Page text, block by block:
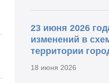
23 июня 2026
изменений в
территории
18 июня 2026